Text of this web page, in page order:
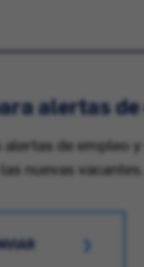
alertas
de empleo
nuevas vacantes.